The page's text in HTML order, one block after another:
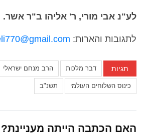
לע"נ אבי מורי, ר' אליהו ב"ר אשר.
לתגובות והארות:
תגיות דבר מלכות הרב מנחם ישראלי
כינוס השלוחים העולמי תשנ"ב
האם הכתבה הייתה מעניינת?